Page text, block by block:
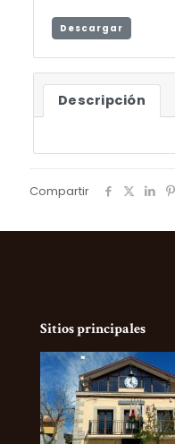
Descargar
Descripción
Compartir
Sitios principales